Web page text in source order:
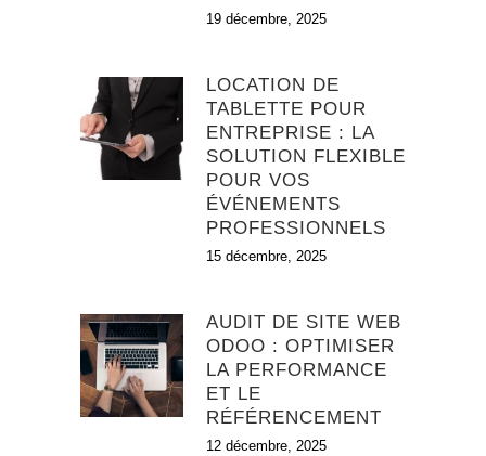
19 décembre, 2025
LOCATION DE
TABLETTE POUR
ENTREPRISE : LA
SOLUTION FLEXIBLE
POUR VOS
ÉVÉNEMENTS
PROFESSIONNELS
15 décembre, 2025
AUDIT DE SITE WEB
ODOO : OPTIMISER
LA PERFORMANCE
ET LE
RÉFÉRENCEMENT
12 décembre, 2025